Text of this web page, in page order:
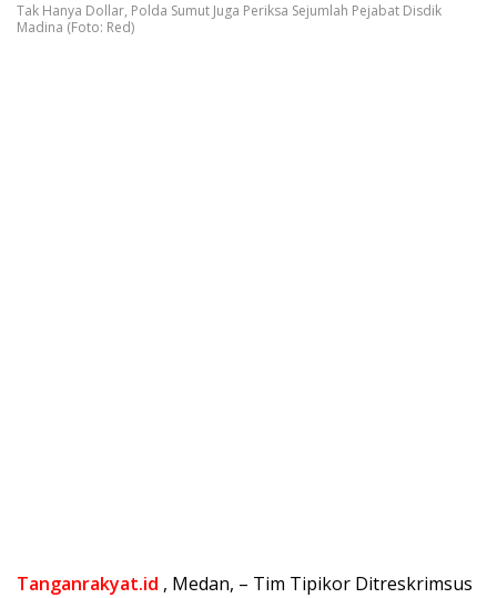
Tak Hanya Dollar, Polda Sumut Juga Periksa Sejumlah Pejabat Disdik
Madina (Foto: Red)
Tanganrakyat.id , Medan, – Tim Tipikor Ditreskrimsus